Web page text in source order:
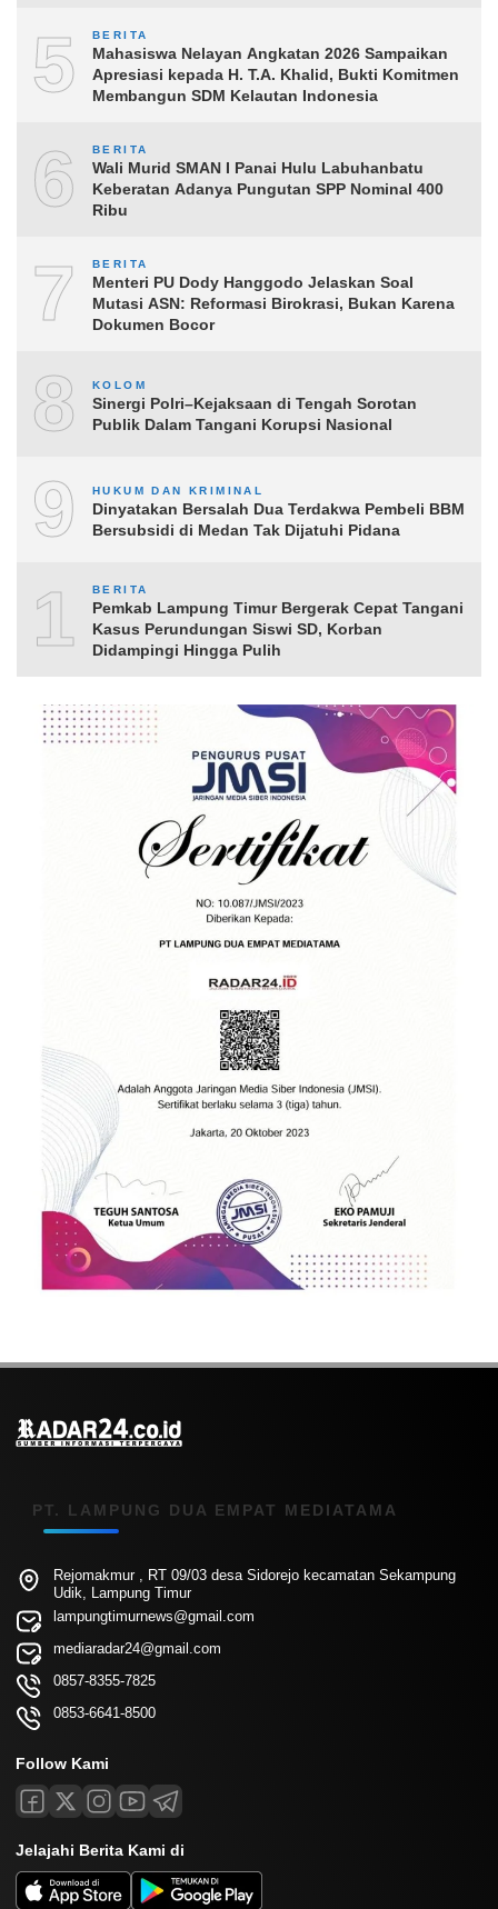
5 BERITA
Mahasiswa Nelayan Angkatan 2026 Sampaikan
Apresiasi kepada H. T.A. Khalid, Bukti Komitmen
Membangun SDM Kelautan Indonesia
6 BERITA
Wali Murid SMAN I Panai Hulu Labuhanbatu
Keberatan Adanya Pungutan SPP Nominal 400
Ribu
7 BERITA
Menteri PU Dody Hanggodo Jelaskan Soal
Mutasi ASN: Reformasi Birokrasi, Bukan Karena
Dokumen Bocor
8 KOLOM
Sinergi Polri–Kejaksaan di Tengah Sorotan
Publik Dalam Tangani Korupsi Nasional
9 HUKUM DAN KRIMINAL
Dinyatakan Bersalah Dua Terdakwa Pembeli BBM
Bersubsidi di Medan Tak Dijatuhi Pidana
10BERITA
Pemkab Lampung Timur Bergerak Cepat Tangani
Kasus Perundungan Siswi SD, Korban
Didampingi Hingga Pulih
PT. LAMPUNG DUA EMPAT MEDIATAMA
Rejomakmur , RT 09/03 desa Sidorejo kecamatan Sekampung
Udik, Lampung Timur
lampungtimurnews@gmail.com
mediaradar24@gmail.com
0857-8355-7825
0853-6641-8500
Follow Kami
Jelajahi Berita Kami di